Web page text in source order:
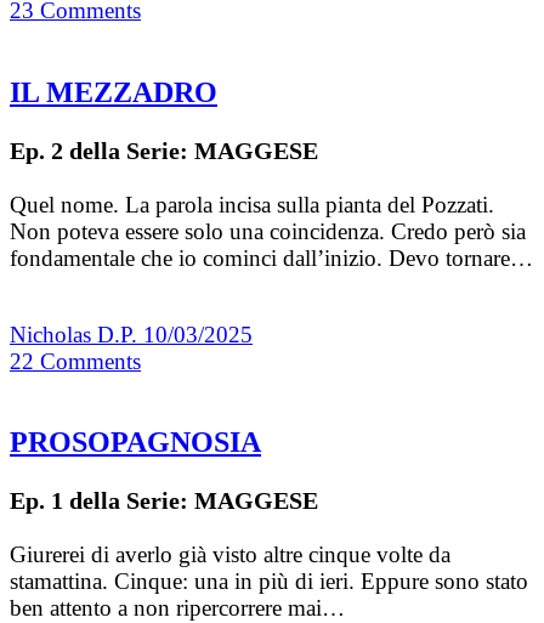
23 Comments
IL MEZZADRO
Ep. 2 della Serie: MAGGESE
Quel nome. La parola incisa sulla pianta del Pozzati.
Non poteva essere solo una coincidenza. Credo però sia
fondamentale che io cominci dall’inizio. Devo tornare…
Nicholas D.P. 10/03/2025
22 Comments
PROSOPAGNOSIA
Ep. 1 della Serie: MAGGESE
Giurerei di averlo già visto altre cinque volte da
stamattina. Cinque: una in più di ieri. Eppure sono stato
ben attento a non ripercorrere mai…